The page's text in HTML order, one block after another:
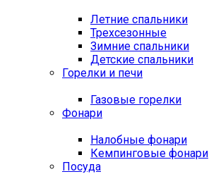
Летние спальники
Трехсезонные
Зимние спальники
Детские спальники
Горелки и печи
Газовые горелки
Фонари
Налобные фонари
Кемпинговые фонари
Посуда